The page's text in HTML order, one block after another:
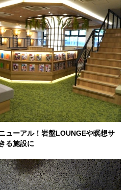
ューアル！岩盤LOUNGEや瞑想サ
る施設に